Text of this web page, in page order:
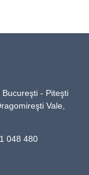
- Piteşti
Vale,
048 480